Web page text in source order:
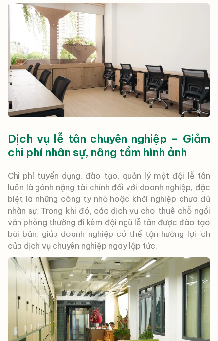
Dịch vụ lễ tân chuyên nghiệp – Giảm
chi phí nhân sự, nâng tầm hình ảnh
Chi phí tuyển dụng, đào tạo, quản lý một đội lễ tân
luôn là gánh nặng tài chính đối với doanh nghiệp, đặc
biệt là những công ty nhỏ hoặc khởi nghiệp chưa đủ
nhân sự. Trong khi đó, các dịch vụ cho thuê chỗ ngồi
văn phòng thường đi kèm đội ngũ lễ tân được đào tạo
bài bản, giúp doanh nghiệp có thể tận hưởng lợi ích
của dịch vụ chuyên nghiệp ngay lập tức.